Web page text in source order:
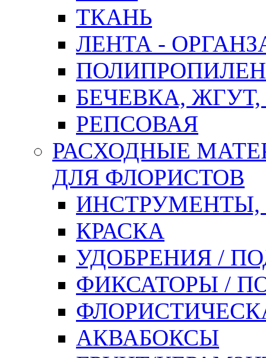
ТКАНЬ
ЛЕНТА -
БЕЧЕВКА,
РЕПСОВАЯ
РАСХОДНЫЕ
ДЛЯ ФЛОРИСТОВ
ИНСТРУМЕНТЫ,
КРАСКА
УДОБРЕНИЯ /
ФИКСАТОРЫ /
АКВАБОКСЫ